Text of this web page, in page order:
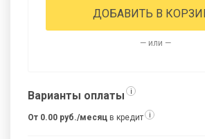
ДОБАВИТЬ В
— или —
Варианты оплаты i
От 0.00 руб./месяц в кредит i